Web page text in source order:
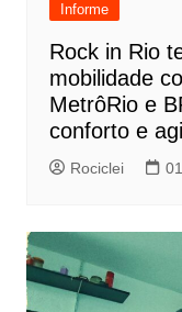
Informe
Rock in Rio
mobilidade
MetrôRio e
conforto e
Rociclei